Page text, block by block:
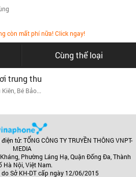
còn mất phí nữa! Click ngay!
Cùng thể loại
trung thu
Kiên, Bé Bảo...
tử: TỔNG CÔNG TY TRUYỀN THÔNG VNPT-
MEDIA
Phường Láng Hạ, Quận Đống Đa, Thành
Hà Nội, Việt Nam.
Sở KH-DT cấp ngày 12/06/2015